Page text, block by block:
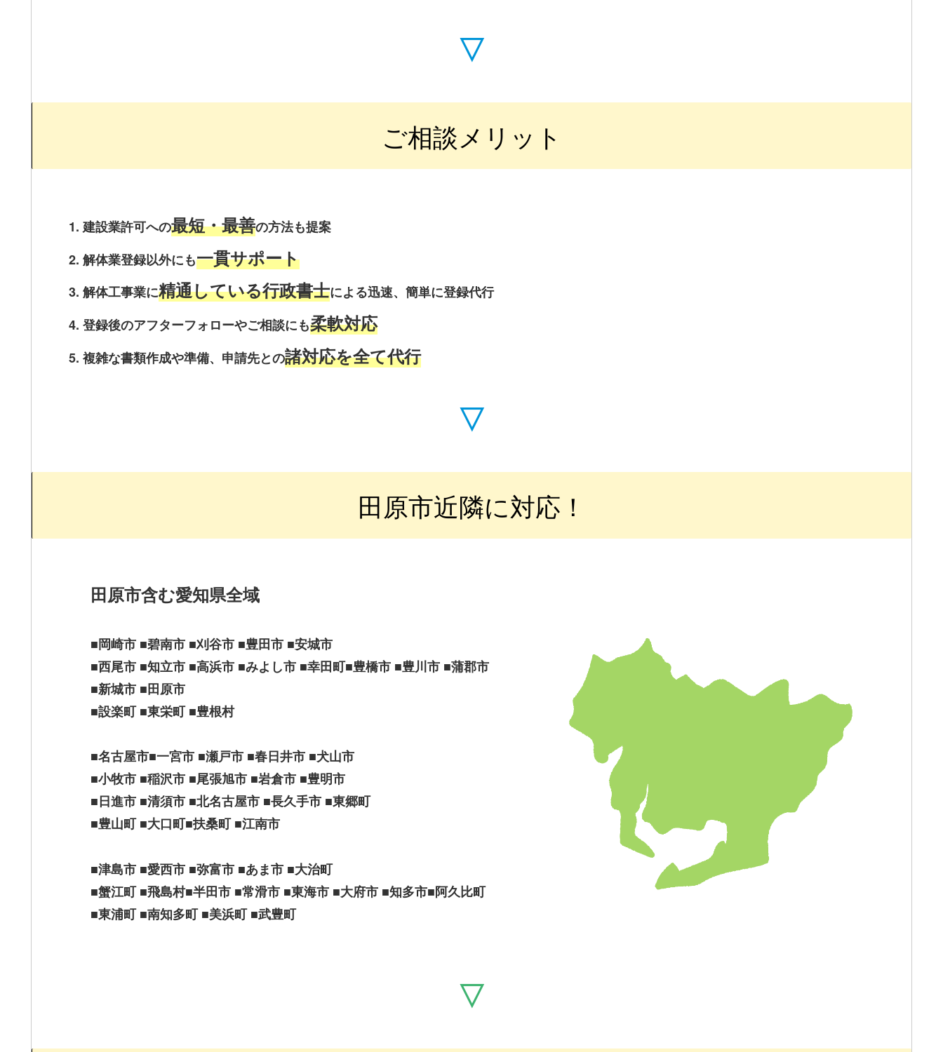
▽
ご相談メリット
建設業許可への最短・最善の方法も提案
解体業登録以外にも一貫サポート
解体工事業に精通している行政書士による迅速、簡単に登録代行
登録後のアフターフォローやご相談にも柔軟対応
複雑な書類作成や準備、申請先との諸対応を全て代行
▽
田原市近隣に対応！
田原市含む愛知県全域
■岡崎市 ■碧南市 ■刈谷市 ■豊田市 ■安城市
■西尾市 ■知立市 ■高浜市 ■みよし市 ■幸田町■豊橋市 ■豊川市 ■蒲郡市
■新城市 ■田原市
■設楽町 ■東栄町 ■豊根村
■名古屋市■一宮市 ■瀬戸市 ■春日井市 ■犬山市
■小牧市 ■稲沢市 ■尾張旭市 ■岩倉市 ■豊明市
■日進市 ■清須市 ■北名古屋市 ■長久手市 ■東郷町
■豊山町 ■大口町■扶桑町 ■江南市
■津島市 ■愛西市 ■弥富市 ■あま市 ■大治町
■蟹江町 ■飛島村■半田市 ■常滑市 ■東海市 ■大府市 ■知多市■阿久比町
■東浦町 ■南知多町 ■美浜町 ■武豊町
▽